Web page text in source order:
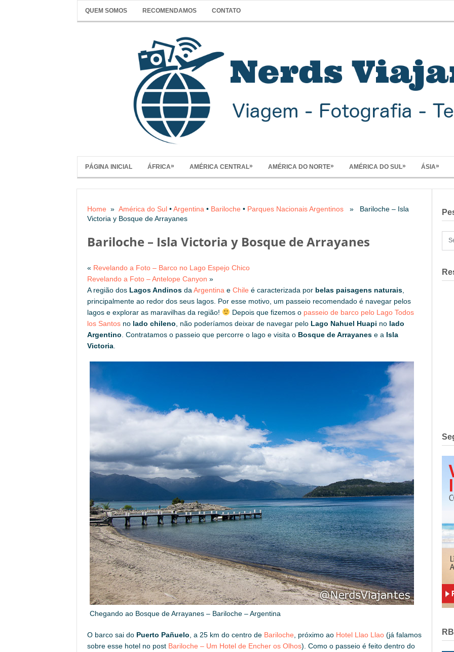
QUEM SOMOS RECOMENDAMOS CONTATO
PÁGINA INICIAL ÁFRICA» AMÉRICA CENTRAL» AMÉRICA DO NORTE» AMÉRICA DO SUL» ÁSIA»
Home » América do Sul •Argentina • Bariloche • Parques Nacionais Argentinos » Bariloche – Isla
Victoria y Bosque de Arrayanes
Bariloche – Isla Victoria y Bosque de Arrayanes
« Revelando a Foto – Barco no Lago Espejo Chico
Revelando a Foto – Antelope Canyon »
A região dos Lagos Andinos da Argentina e Chile é caracterizada por belas paisagens naturais
principalmente ao redor dos seus lagos. Por esse motivo, um passeio recomendado é navegar pelos
lagos e explorar as maravilhas da região!
Depois que fizemos o passeio de barco pelo Lago Todos
los Santos no lado chileno , não poderíamos deixar de navegar pelo Lago Nahuel Huapi no lado
Argentino . Contratamos o passeio que percorre o lago e visita o Bosque de Arrayanes e a Isla
Victoria
Chegando ao Bosque de Arrayanes – Bariloche – Argentina
O barco sai do Puerto Pañuelo , a 25 km do centro de Bariloche , próximo ao Hotel Llao Llao (já falamos
sobre esse hotel no post Bariloche – Um Hotel de Encher os Olhos). Como o passeio é feito dentro do